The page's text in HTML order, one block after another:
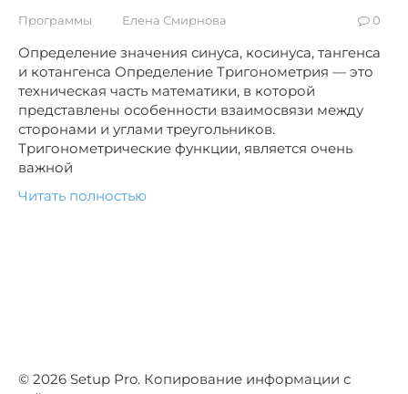
Программы Елена Смирнова 0
Определение значения синуса, косинуса, тангенса
и котангенса Определение Тригонометрия — это
техническая часть математики, в которой
представлены особенности взаимосвязи между
сторонами и углами треугольников.
Тригонометрические функции, является очень
важной
Читать полностью
© 2026 Setup Pro. Копирование информации с